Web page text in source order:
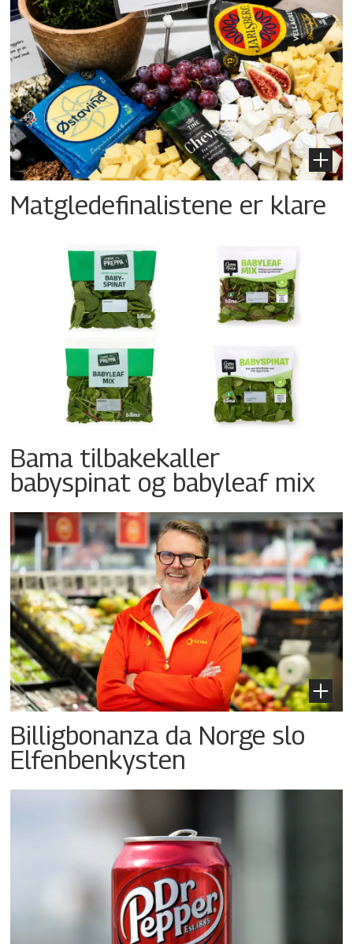
Matgledefinalistene er klare
Bama tilbakekaller
babyspinat og babyleaf mix
Billigbonanza da Norge slo
Elfenbenkysten